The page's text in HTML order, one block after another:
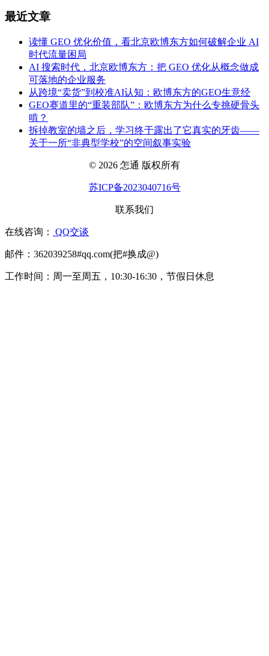
最近文章
读懂 GEO 优化价值，看北京欧博东方如何破解企业 AI
时代流量困局
AI 搜索时代，北京欧博东方：把 GEO 优化从概念做成
可落地的企业服务
从跨境“卖货”到校准AI认知：欧博东方的GEO生意经
GEO赛道里的“重装部队”：欧博东方为什么专挑硬骨头
啃？
拆掉教室的墙之后，学习终于露出了它真实的牙齿——
关于一所“非典型学校”的空间叙事实验
© 2026 怎通 版权所有
苏ICP备2023040716号
联系我们
在线咨询： QQ交谈
邮件：362039258#qq.com(把#换成@)
工作时间：周一至周五，10:30-16:30，节假日休息